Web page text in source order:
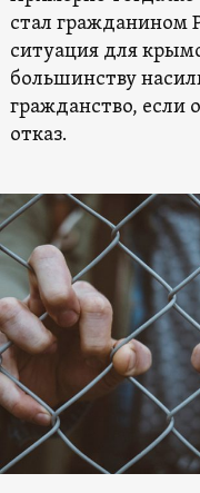
стал гражданином
ситуация для
большинству
гражданство, если
отказ.